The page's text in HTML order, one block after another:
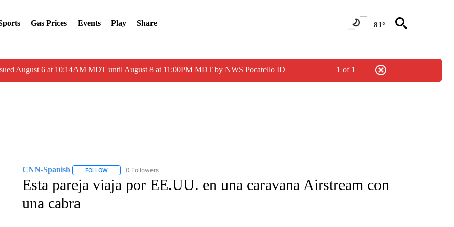
Gas Prices Events Play Share 81°
August 6 at 10:14AM MDT until August 8 at 11:00PM MDT by NWS Pocatello ID 1 of 1
CNN-Spanish FOLLOWFOLLOW "CNN-SPANISH" TO RECEIVE NOTIFICATIONS ABOUT NEW PAGES ON "CNN-SPANISH".
0 Followers
Esta pareja viaja por EE.UU. en una caravana Airstream con
una cabra